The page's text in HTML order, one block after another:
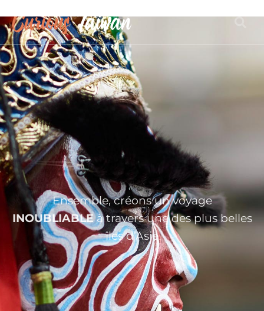
Ensemble, créons un voyage
INOUBLIABLEà travers une des plus belles
îles d’Asie